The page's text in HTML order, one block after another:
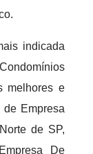
indicada
melhores e
Empresa
de SP,
De